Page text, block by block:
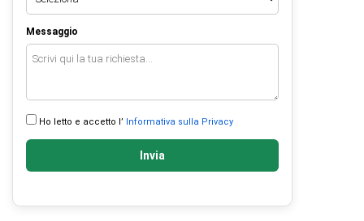
Messaggio
Ho letto e accetto l’ Informativa sulla Privacy
Invia